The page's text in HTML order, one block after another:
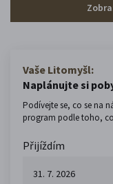
Vaše Litomyšl:
Naplánujte si
Podívejte se, co se na
program podle toho,
Přijíždím